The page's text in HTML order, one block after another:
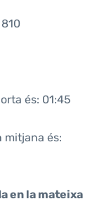
és: 01:45
mitjana és:
en la mateixa